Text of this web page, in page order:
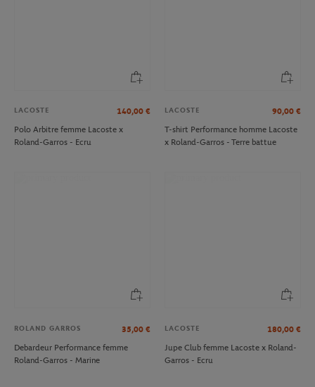
LACOSTE 140,00 €
Polo Arbitre femme Lacoste x
Roland-Garros - Ecru
LACOSTE 90,00 €
T-shirt Performance homme Lacoste
x Roland-Garros - Terre battue
ROLAND GARROS 35,00 €
Debardeur Performance femme
Roland-Garros - Marine
LACOSTE 180,00 €
Jupe Club femme Lacoste x Roland-
Garros - Ecru